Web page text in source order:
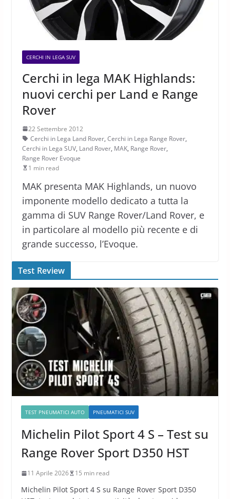
CERCHI IN LEGA SUV
Cerchi in lega MAK Highlands:
nuovi cerchi per Land e Range
Rover
22 Settembre 2012
Cerchi in Lega Land Rover, Cerchi in Lega Range Rover,
Cerchi in Lega SUV, Land Rover, MAK, Range Rover,
Range Rover Evoque
1 min read
MAK presenta MAK Highlands, un nuovo
imponente modello dedicato a tutta la
gamma di SUV Range Rover/Land Rover, e
in particolare al modello più recente e di
grande successo, l’Evoque.
Test Review
TEST PNEUMATICI AUTO PNEUMATICI SUV
Michelin Pilot Sport 4 S – Test su
Range Rover Sport D350 HST
11 Aprile 2026 15 min read
Michelin Pilot Sport 4 S su Range Rover Sport D350